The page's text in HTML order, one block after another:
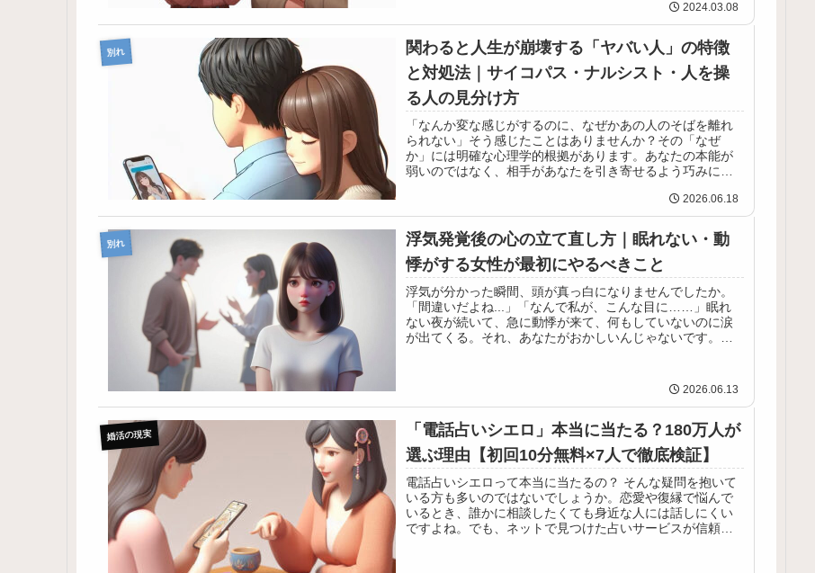
2024.03.08
別れ
関わると人生が崩壊する「ヤバい人」の特徴
と対処法｜サイコパス・ナルシスト・人を操
る人の見分け方
「なんか変な感じがするのに、なぜかあの人のそばを離れ
られない」そう感じたことはありませんか？その「なぜ
か」には明確な心理学的根拠があります。あなたの本能が
弱いのではなく、相手があなたを引き寄せるよう巧みに擬
2026.06.18
別れ
浮気発覚後の心の立て直し方｜眠れない・動
悸がする女性が最初にやるべきこと
浮気が分かった瞬間、頭が真っ白になりませんでしたか。
「間違いだよね...」「なんで私が、こんな目に……」眠れ
ない夜が続いて、急に動悸が来て、何もしていないのに涙
が出てくる。それ、あなたがおかしいんじゃないです。ご
2026.06.13
婚活の現実
「電話占いシエロ」本当に当たる？180万人が
選ぶ理由【初回10分無料×7人で徹底検証】
電話占いシエロって本当に当たるの？ そんな疑問を抱いて
いる方も多いのではないでしょうか。恋愛や復縁で悩んで
いるとき、誰かに相談したくても身近な人には話しにくい
ですよね。でも、ネットで見つけた占いサービスが信頼で